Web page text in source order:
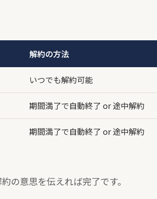
解約の方法
いつでも解約可能
期間満了で自動終了 or 途中解約
期間満了で自動終了 or 途中解約
の意思を伝えれば完了です。